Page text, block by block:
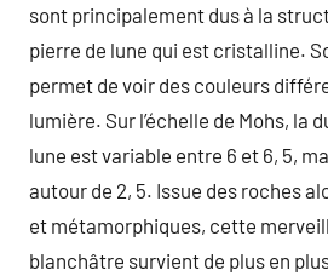
sont principalement dus à la
pierre de lune qui est cristalline.
permet de voir des couleurs
lumière. Sur l’échelle de Mohs, la
lune est variable entre 6 et 6, 5,
autour de 2, 5. Issue des roches
et métamorphiques, cette
blanchâtre survient de plus en